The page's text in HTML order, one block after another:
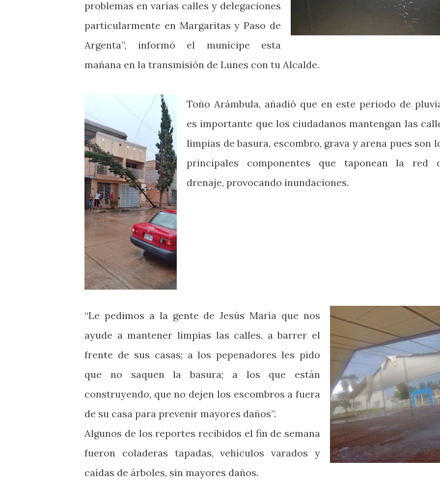
problemas en varias calles y delegaciones
particularmente en Margaritas y Paso de
Argenta”, informó el munícipe esta
mañana en la transmisión de Lunes con tu Alcalde.
Toño Arámbula, añadió que en este periodo de
es importante que los ciudadanos mantengan las
limpias de basura, escombro, grava y arena pues son
principales componentes que taponean la red
drenaje, provocando inundaciones.
“Le pedimos a la gente de Jesús María que nos
ayude a mantener limpias las calles, a barrer el
frente de sus casas; a los pepenadores les pido
que no saquen la basura; a los que están
construyendo, que no dejen los escombros a fuera
de su casa para prevenir mayores daños”.
Algunos de los reportes recibidos el fin de semana
fueron coladeras tapadas, vehículos varados y
caídas de árboles, sin mayores daños.